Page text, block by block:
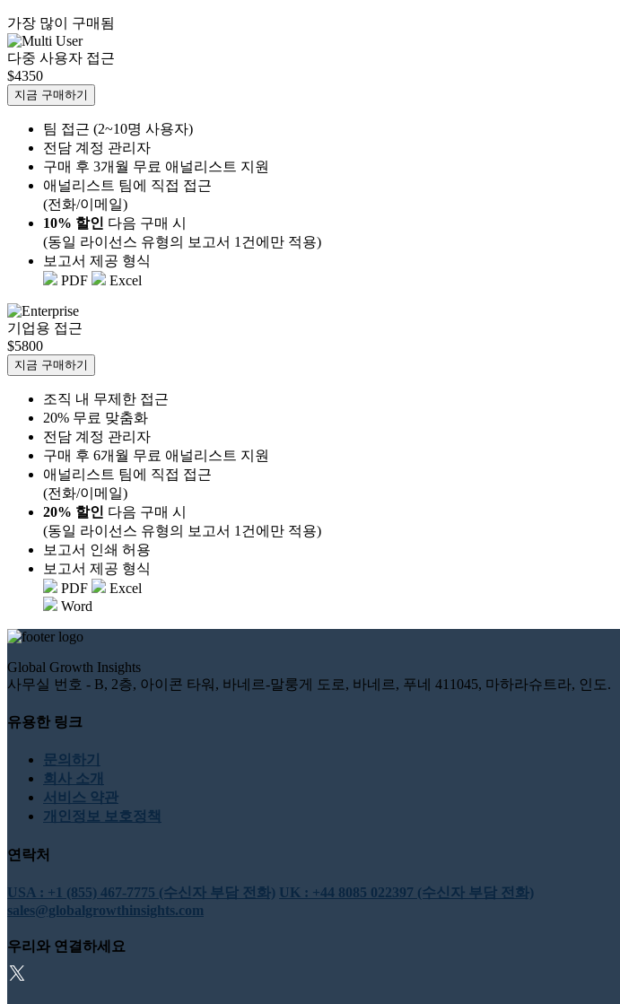
가장 많이 구매됨
다중 사용자 접근
$4350
지금 구매하기
팀 접근 (2~10명 사용자)
전담 계정 관리자
구매 후 3개월 무료 애널리스트 지원
애널리스트 팀에 직접 접근
(전화/이메일)
10% 할인 다음 구매 시
(동일 라이선스 유형의 보고서 1건에만 적용)
보고서 제공 형식
PDF
Excel
기업용 접근
$5800
지금 구매하기
조직 내 무제한 접근
20% 무료 맞춤화
전담 계정 관리자
구매 후 6개월 무료 애널리스트 지원
애널리스트 팀에 직접 접근
(전화/이메일)
20% 할인 다음 구매 시
(동일 라이선스 유형의 보고서 1건에만 적용)
보고서 인쇄 허용
보고서 제공 형식
PDF
Excel
Word
Global Growth Insights
사무실 번호 - B, 2층, 아이콘 타워, 바네르-말룽게 도로, 바네르, 푸네 411045, 마하라슈트라, 인도.
유용한 링크
문의하기
회사 소개
서비스 약관
개인정보 보호정책
연락처
USA : +1 (855) 467-7775 (수신자 부담 전화) UK : +44 8085 022397 (수신자 부담 전화)
sales@globalgrowthinsights.com
우리와 연결하세요